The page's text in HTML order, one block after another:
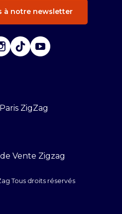
à notre newsletter
ZigZag
Vente Zigzag
Tous droits réservés